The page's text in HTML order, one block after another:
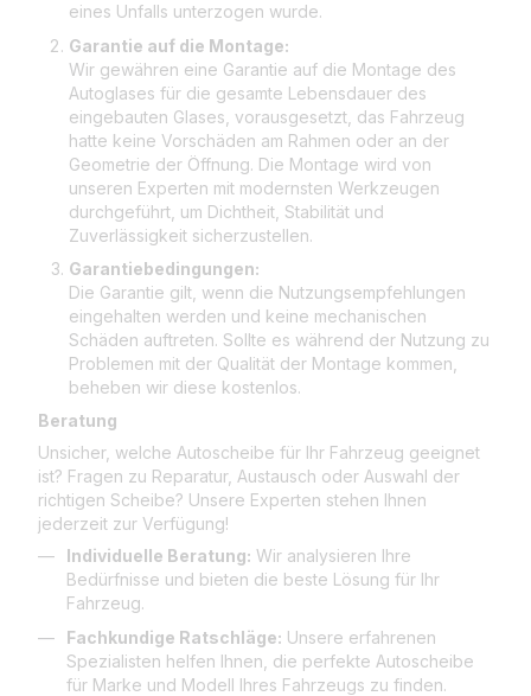
eines Unfalls unterzogen wurde.
Garantie auf die Montage:
Wir gewähren eine Garantie auf die Montage des
Autoglases für die gesamte Lebensdauer des
eingebauten Glases, vorausgesetzt, das Fahrzeug
hatte keine Vorschäden am Rahmen oder an der
Geometrie der Öffnung. Die Montage wird von
unseren Experten mit modernsten Werkzeugen
durchgeführt, um Dichtheit, Stabilität und
Zuverlässigkeit sicherzustellen.
Garantiebedingungen:
Die Garantie gilt, wenn die Nutzungsempfehlungen
eingehalten werden und keine mechanischen
Schäden auftreten. Sollte es während der Nutzung zu
Problemen mit der Qualität der Montage kommen,
beheben wir diese kostenlos.
Beratung
Unsicher, welche Autoscheibe für Ihr Fahrzeug geeignet
ist? Fragen zu Reparatur, Austausch oder Auswahl der
richtigen Scheibe? Unsere Experten stehen Ihnen
jederzeit zur Verfügung!
Individuelle Beratung: Wir analysieren Ihre
Bedürfnisse und bieten die beste Lösung für Ihr
Fahrzeug.
Fachkundige Ratschläge: Unsere erfahrenen
Spezialisten helfen Ihnen, die perfekte Autoscheibe
für Marke und Modell Ihres Fahrzeugs zu finden.